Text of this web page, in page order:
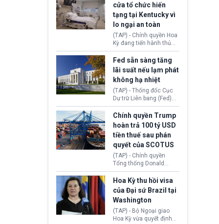
Chủ tịch Gianni Infantino
tiếp tục đối mặt cáo
buộc dùng sức ép tài
chính để đổi lấy sự ủng
chính trị từ Liên đoàn
Bóng đá Jordan. Trước
áp lực dồn dập, FIFA phải
tổ chức cuộc họp khẩn ở
Morocco.
cửa tổ chức hiến
tạng tại Kentucky vì
lo ngại an toàn
(TAP) - Chính quyền Hoa
Kỳ đang tiến hành thủ
tục thu hồi chứng nhận
hoạt động của tổ chức
hiến tạng Network for
Hope (bang Kentucky).
Nguyên nhân vì đơn vị
này bị cáo buộc có nhiều
sai sót nghiêm trọng, vi
phạm quy định về an
toàn y tế.
Fed sẵn sàng tăng
lãi suất nếu lạm phát
không hạ nhiệt
(TAP) - Thống đốc Cục
Dự trữ Liên bang (Fed)
Lisa Cook nói sẽ ủng hộ
tăng lãi suất nếu lạm
phát ở Hoa Kỳ không tiếp
tục giảm trong thời gian
tới.
Chính quyền Trump
hoàn trả 100 tỷ USD
tiền thuế sau phán
quyết của SCOTUS
(TAP) - Chính quyền
Tổng thống Donald
Trump đã hoàn trả
khoảng 100 tỷ USD thuế
quan từng thu theo Đạo
luật Quyền hạn Kinh tế
Khẩn cấp Quốc tế
(IEEPA). Động thái này
diễn ra sau phán quyết
Hoa Kỳ thu hồi visa
của Đại sứ Brazil tại
Washington
(TAP) - Bộ Ngoại giao
Hoa Kỳ vừa quyết định